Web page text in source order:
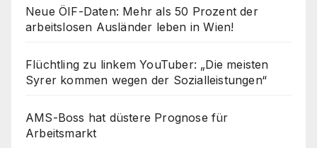
Neue ÖIF-Daten: Mehr als 50 Prozent der
arbeitslosen Ausländer leben in Wien!
Flüchtling zu linkem YouTuber: „Die meisten
Syrer kommen wegen der Sozialleistungen“
AMS-Boss hat düstere Prognose für
Arbeitsmarkt